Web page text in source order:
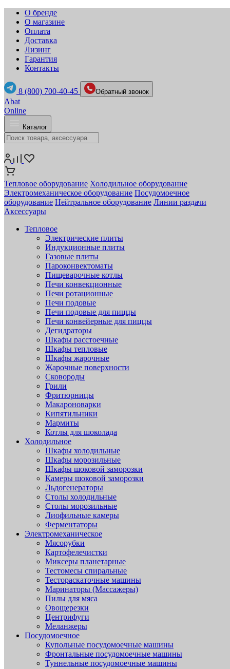
О бренде
О магазине
Оплата
Доставка
Лизинг
Гарантия
Контакты
8 (800) 700-40-45 Обратный звонок
Abat
Online
Каталог
Тепловое оборудование Холодильное оборудование
Электромеханическое оборудование Посудомоечное
оборудование Нейтральное оборудование Линии раздачи
Аксессуары
Тепловое
Электрические плиты
Индукционные плиты
Газовые плиты
Пароконвектоматы
Пищеварочные котлы
Печи конвекционные
Печи ротационные
Печи подовые
Печи подовые для пиццы
Печи конвейерные для пиццы
Дегидраторы
Шкафы расстоечные
Шкафы тепловые
Шкафы жарочные
Жарочные поверхности
Сковороды
Грили
Фритюрницы
Макароноварки
Кипятильники
Мармиты
Котлы для шоколада
Холодильное
Шкафы холодильные
Шкафы морозильные
Шкафы шоковой заморозки
Камеры шоковой заморозки
Льдогенераторы
Столы холодильные
Столы морозильные
Лиофильные камеры
Ферментаторы
Электромеханическое
Мясорубки
Картофелечистки
Миксеры планетарные
Тестомесы спиральные
Тестораскаточные машины
Маринаторы (Массажеры)
Пилы для мяса
Овощерезки
Центрифуги
Меланжеры
Посудомоечное
Купольные посудомоечные машины
Фронтальные посудомоечные машины
Туннельные посудомоечные машины